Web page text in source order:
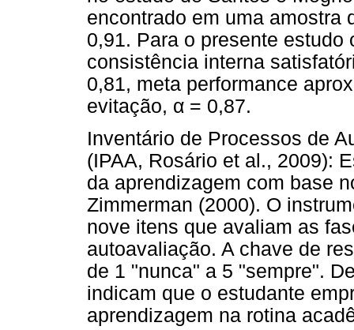
encontrado em uma amostra
0,91. Para o presente
consistência interna
0,81, meta performance
evitação, α = 0,87.
Inventário de Processos de
(IPAA, Rosário et al., 2009):
da aprendizagem com base
Zimmerman (2000). O
nove itens que avaliam as
autoavaliação. A chave de
de 1 "nunca" a 5 "sempre".
indicam que o estudante
aprendizagem na rotina